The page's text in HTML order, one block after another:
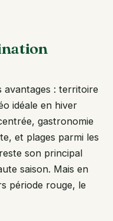
avantages : territoire
idéale en hiver
gastronomie
et plages parmi les
son principal
saison. Mais en
période rouge, le